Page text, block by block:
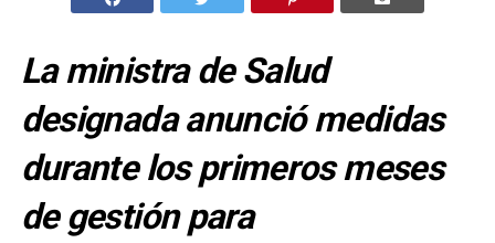
La ministra de Salud
designada anunció medidas
durante los primeros meses
de gestión para